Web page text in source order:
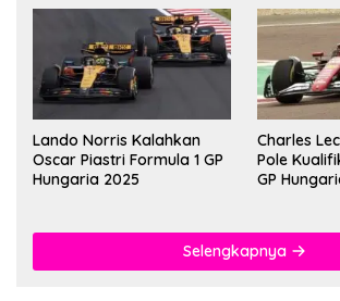
Lando Norris Kalahkan
Oscar Piastri Formula 1 GP
Hungaria 2025
Charles
Pole
GP
Selengkapnya